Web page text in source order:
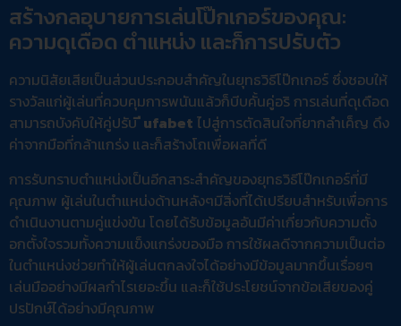
สร้างกลอุบายการเล่นโป๊กเกอร์ของคุณ:
ความดุเดือด ตำแหน่ง และก็การปรับตัว
ความนิสัยเสียเป็นส่วนประกอบสำคัญในยุทธวิธีโป๊กเกอร์ ซึ่งชอบให้
รางวัลแก่ผู้เล่นที่ควบคุมการพนันแล้วก็บีบคั้นคู่อริ การเล่นที่ดุเดือด
สามารถบังคับให้คู่ปรับี ufabet ไปสู่การตัดสินใจที่ยากลำเค็ญ ดึง
ค่าจากมือที่กล้าแกร่ง และก็สร้างโถเพื่อผลที่ดี
การรับทราบตำแหน่งเป็นอีกสาระสำคัญของยุทธวิธีโป๊กเกอร์ที่มี
คุณภาพ ผู้เล่นในตำแหน่งด้านหลังๆมีสิ่งที่ได้เปรียบสำหรับเพื่อการ
ดำเนินงานตามคู่แข่งขัน โดยได้รับข้อมูลอันมีค่าเกี่ยวกับความตั้ง
อกตั้งใจรวมทั้งความแข็งแกร่งของมือ การใช้ผลดีจากความเป็นต่อ
ในตำแหน่งช่วยทำให้ผู้เล่นตกลงใจได้อย่างมีข้อมูลมากขึ้นเรื่อยๆ
เล่นมืออย่างมีผลกำไรเยอะขึ้น และก็ใช้ประโยชน์จากข้อเสียของคู่
ปรปักษ์ได้อย่างมีคุณภาพ